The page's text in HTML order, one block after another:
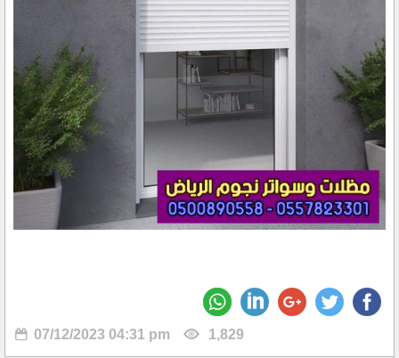
07/12/2023 04:31 pm 1,829